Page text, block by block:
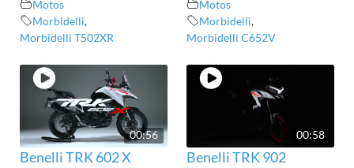
Motos
Morbidelli,
Morbidelli T502XR
Motos
Morbidelli,
Morbidelli C652V
00:56
Benelli TRK 602 X
00:58
Benelli TRK 902